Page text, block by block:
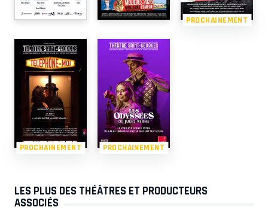
PROCHAINEMENT
PROCHAINEMENT PROCHAINEMENT
LES PLUS DES THÉÂTRES ET PRODUCTEURS
ASSOCIÉS